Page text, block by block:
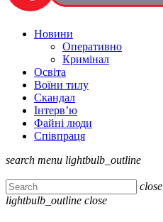
Новини
Оперативно
Кримінал
Освіта
Воїни тилу
Скандал
Інтерв’ю
Файні люди
Співпраця
search menu lightbulb_outline
close
lightbulb_outline close